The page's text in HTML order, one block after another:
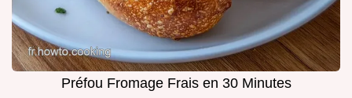
Préfou Fromage Frais en 30 Minutes